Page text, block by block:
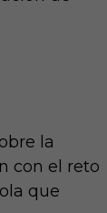
la
con el reto
que